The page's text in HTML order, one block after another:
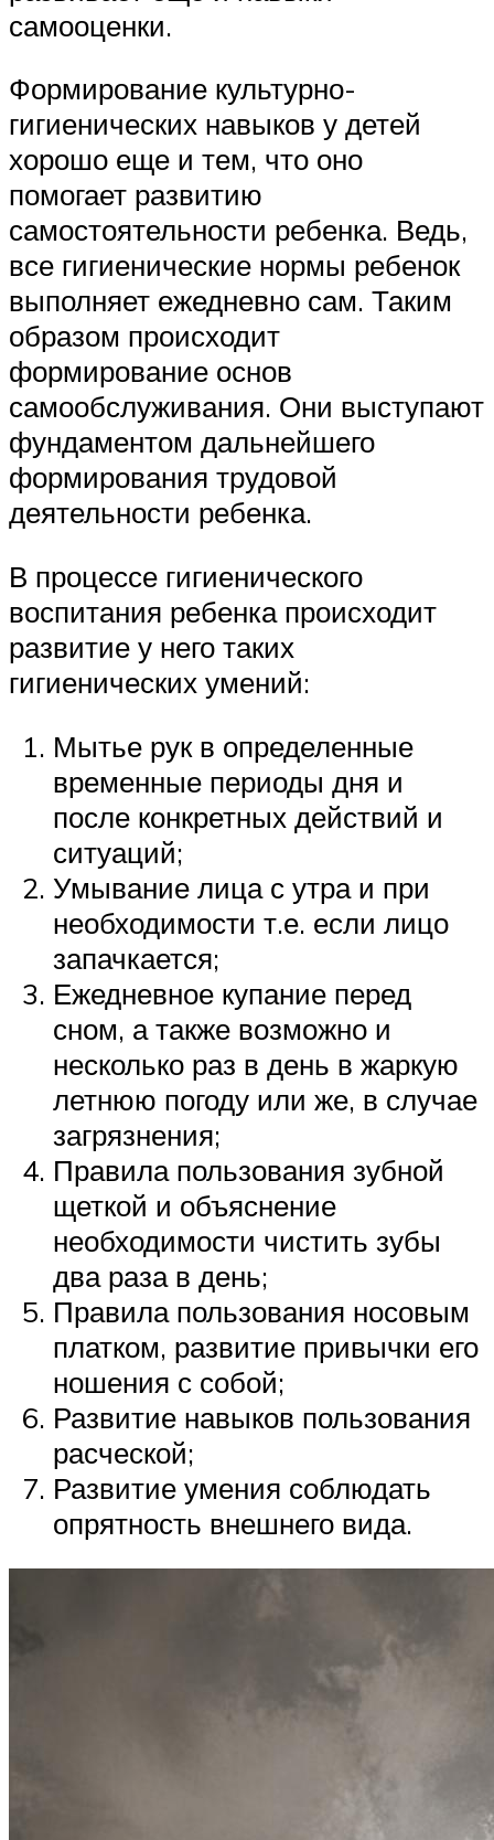
самооценки.
Формирование культурно-
гигиенических навыков у детей
хорошо еще и тем, что оно
помогает развитию
самостоятельности ребенка. Ведь,
все гигиенические нормы ребенок
выполняет ежедневно сам. Таким
образом происходит
формирование основ
самообслуживания. Они выступают
фундаментом дальнейшего
формирования трудовой
деятельности ребенка.
В процессе гигиенического
воспитания ребенка происходит
развитие у него таких
гигиенических умений:
Мытье рук в определенные
временные периоды дня и
после конкретных действий и
ситуаций;
Умывание лица с утра и при
необходимости т.е. если лицо
запачкается;
Ежедневное купание перед
сном, а также возможно и
несколько раз в день в жаркую
летнюю погоду или же, в случае
загрязнения;
Правила пользования зубной
щеткой и объяснение
необходимости чистить зубы
два раза в день;
Правила пользования носовым
платком, развитие привычки его
ношения с собой;
Развитие навыков пользования
расческой;
Развитие умения соблюдать
опрятность внешнего вида.